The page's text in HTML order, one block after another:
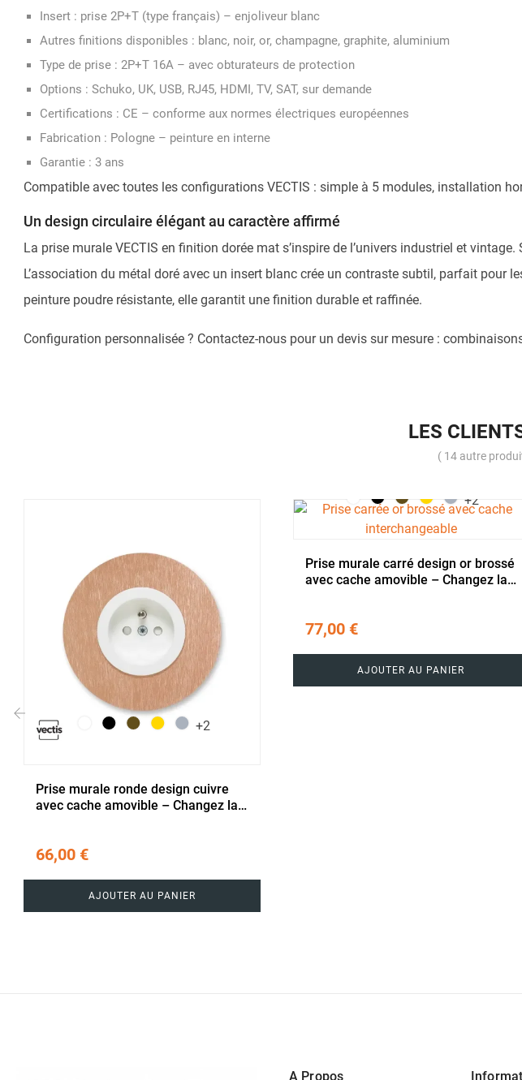
Insert : prise 2P+T (type français) – enjoliveur blanc
Autres finitions disponibles : blanc, noir, or, champagne, graphite, aluminium
Type de prise : 2P+T 16A – avec obturateurs de protection
Options : Schuko, UK, USB, RJ45, HDMI, TV, SAT, sur demande
Certifications : CE – conforme aux normes électriques européennes
Fabrication : Pologne – peinture en interne
Garantie : 3 ans
Compatible avec toutes les configurations VECTIS : simple à 5 modules, installation
Un design circulaire élégant au caractère affirmé
La prise murale VECTIS en finition dorée mat s’inspire de l’univers industriel et
L’association du métal doré avec un insert blanc crée un contraste subtil, parfait
peinture poudre résistante, elle garantit une finition durable et raffinée.
Configuration personnalisée ? Contactez-nous pour un devis sur mesure :
LES
( 14 autre
+2
Prise murale ronde design cuivre
avec cache amovible – Changez la
66,00 €
AJOUTER AU PANIER
+2
Prise murale carré design or brossé
avec cache amovible – Changez la
77,00 €
AJOUTER AU PANIER
A Propos